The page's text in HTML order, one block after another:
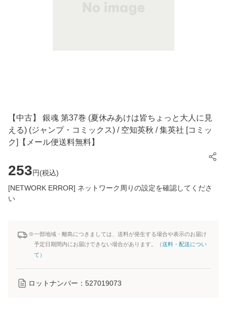
【中古】 銀魂 第37巻 (夏休みあけは皆ちょっと大人に見
える) (ジャンプ・コミックス) / 空知英秋 / 集英社 [コミッ
ク]【メール便送料無料】
253円(税込)
[NETWORK ERROR] ネットワーク周りの設定を確認してくださ
い
※一部地域・離島につきましては、送料が発生する場合や表示のお届け
予定日期間内にお届けできない場合があります。（送料・配送につい
て ）
ロットナンバー： 527019073